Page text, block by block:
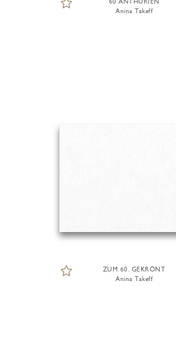
Anina Takeff
ZUM 60. GEKRÖNT
Anina Takeff